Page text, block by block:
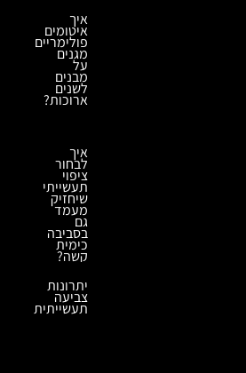
איך
איטומים
פולימריים
מגנים
על
מבנים
לשנים
ארוכות?
איך
לבחור
ציפוי
תעשייתי
שיחזיק
מעמד
גם
בסביבה
כימית
קשה?
יתרונות
צביעה
תעשייתית